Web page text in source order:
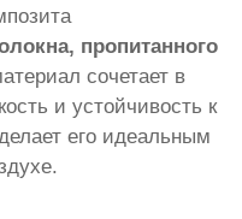
пропитанного
сочетает в
и устойчивость к
его идеальным